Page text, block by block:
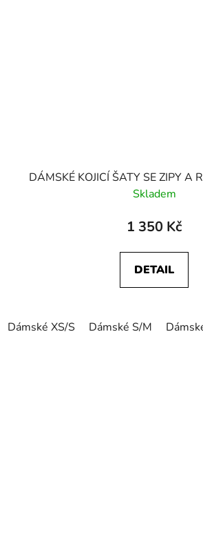
DÁMSKÉ KOJICÍ ŠATY SE ZIPY A
Skladem
1 350 Kč
DETAIL
Dámské XS/S Dámské S/M